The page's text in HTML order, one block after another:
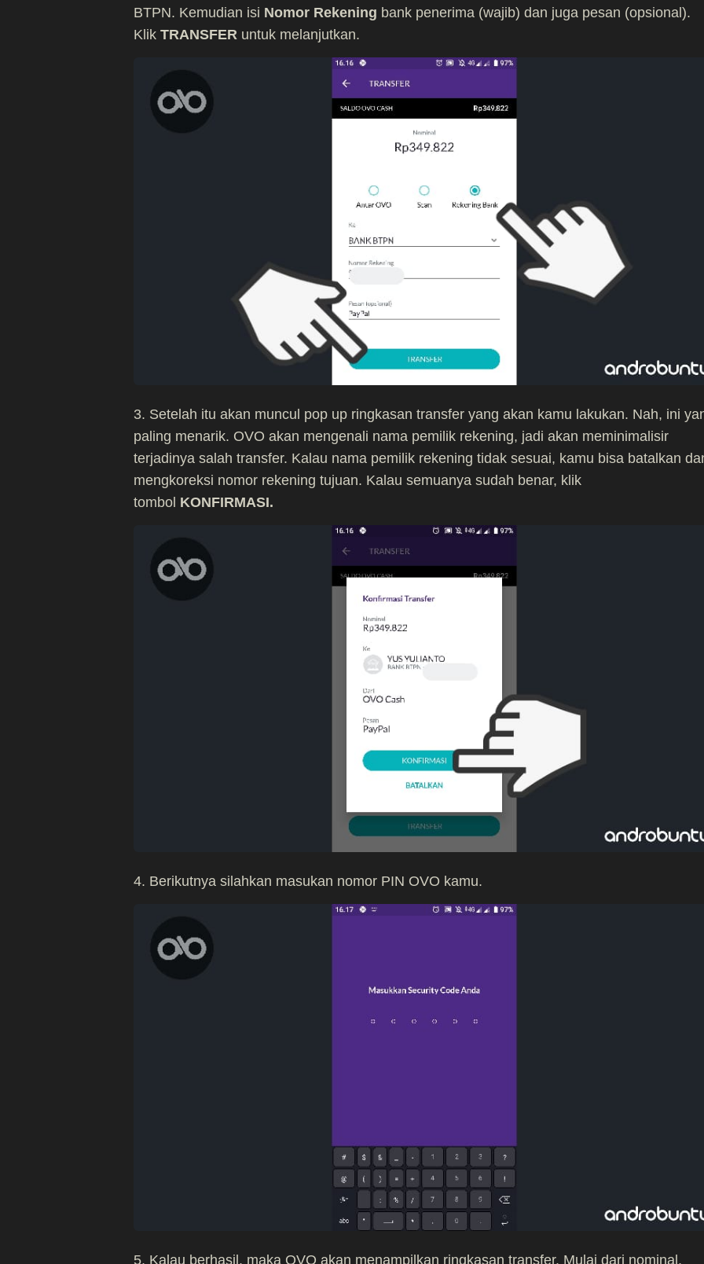
BTPN. Kemudian isi Nomor Rekening bank penerima (wajib) dan juga pesan (opsional).
Klik TRANSFER untuk melanjutkan.
3. Setelah itu akan muncul pop up ringkasan transfer yang akan kamu lakukan. Nah, ini
paling menarik. OVO akan mengenali nama pemilik rekening, jadi akan meminimalisir
terjadinya salah transfer. Kalau nama pemilik rekening tidak sesuai, kamu bisa batalkan
mengkoreksi nomor rekening tujuan. Kalau semuanya sudah benar, klik
tombol KONFIRMASI.
4. Berikutnya silahkan masukan nomor PIN OVO kamu.
5. Kalau berhasil, maka OVO akan menampilkan ringkasan transfer. Mulai dari nominal,